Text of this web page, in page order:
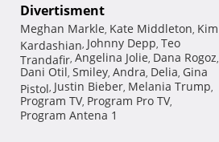
Divertisment
Meghan Markle, Kate Middleton, Kim
Kardashian, Johnny Depp, Teo
Trandafir, Angelina Jolie, Dana Rogoz,
Dani Otil, Smiley, Andra, Delia, Gina
Pistol, Justin Bieber, Melania Trump,
Program TV, Program Pro TV,
Program Antena 1